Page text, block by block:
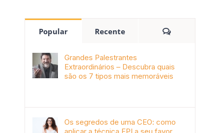
Popular Recente
Grandes Palestrantes
Extraordinários – Descubra quais
são os 7 tipos mais memoráveis
Os segredos de uma CEO: como
aplicar a técnica FPI a seu favor